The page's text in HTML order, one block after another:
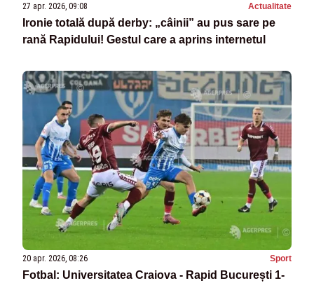
27 apr. 2026, 09:08 Actualitate
Ironie totală după derby: „câinii” au pus sare pe
rană Rapidului! Gestul care a aprins internetul
20 apr. 2026, 08:26 Sport
Fotbal: Universitatea Craiova - Rapid București 1-